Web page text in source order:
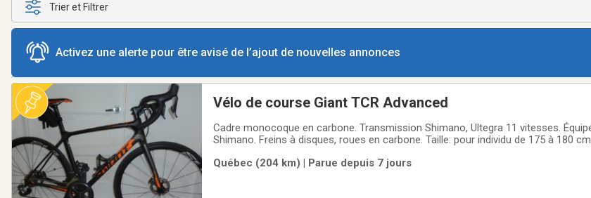
Trier et Filtrer
Activez une alerte pour être avisé de l’ajout de nouvelles annonces
Vélo de course Giant TCR Advanced
Cadre monocoque en carbone. Transmission Shimano, Ultegra 11 vitesses. Équipé d'un groupe électronique
Shimano. Freins à disques, roues en carbone. Taille: pour individu de 175 à 180 cm
Québec (204 km) | Parue depuis 7 jours